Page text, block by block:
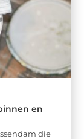
en
die